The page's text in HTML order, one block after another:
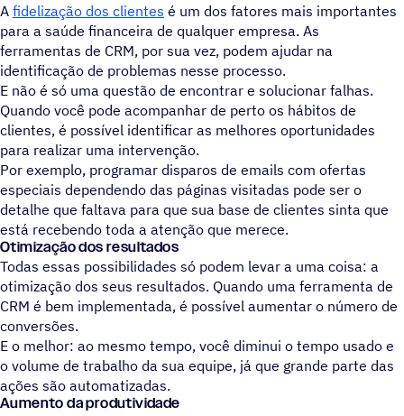
A fidelização dos clientes é um dos fatores mais importantes
para a saúde financeira de qualquer empresa. As
ferramentas de CRM, por sua vez, podem ajudar na
identificação de problemas nesse processo.
E não é só uma questão de encontrar e solucionar falhas.
Quando você pode acompanhar de perto os hábitos de
clientes, é possível identificar as melhores oportunidades
para realizar uma intervenção.
Por exemplo, programar disparos de emails com ofertas
especiais dependendo das páginas visitadas pode ser o
detalhe que faltava para que sua base de clientes sinta que
está recebendo toda a atenção que merece.
Otimização dos resultados
Todas essas possibilidades só podem levar a uma coisa: a
otimização dos seus resultados. Quando uma ferramenta de
CRM é bem implementada, é possível aumentar o número de
conversões.
E o melhor: ao mesmo tempo, você diminui o tempo usado e
o volume de trabalho da sua equipe, já que grande parte das
ações são automatizadas.
Aumento da produtividade